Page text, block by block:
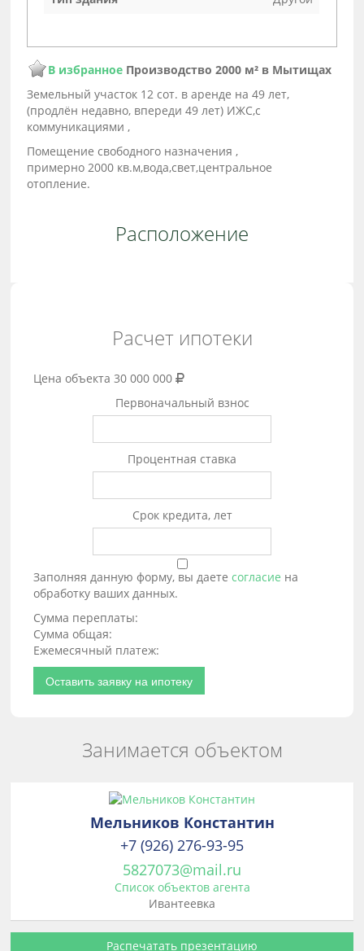
В избранное Производство 2000 м² в Мытищах
Земельный участок 12 сот. в аренде на 49 лет,
(продлён недавно, впереди 49 лет) ИЖС,с
коммуникациями ,
Помещение свободного назначения ,
примерно 2000 кв.м,вода,свет,центральное
отопление.
Расположение
Расчет ипотеки
Цена объекта 30 000 000
Первоначальный взнос
Процентная ставка
Срок кредита, лет
Заполняя данную форму, вы даетесогласие на
обработку ваших данных.
Сумма переплаты:
Сумма общая:
Ежемесячный платеж:
Оставить заявку на ипотеку
Занимается объектом
Мельников Константин
+7 (926) 276-93-95
5827073@mail.ru
Список объектов агента
Ивантеевка
Распечатать презентацию